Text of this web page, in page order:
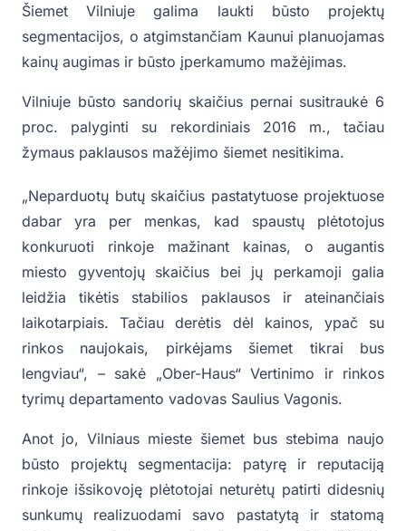
Šiemet Vilniuje galima laukti būsto projektų
segmentacijos, o atgimstančiam Kaunui planuojamas
kainų augimas ir būsto įperkamumo mažėjimas.
Vilniuje būsto sandorių skaičius pernai susitraukė 6
proc. palyginti su rekordiniais 2016 m., tačiau
žymaus paklausos mažėjimo šiemet nesitikima.
„Neparduotų butų skaičius pastatytuose projektuose
dabar yra per menkas, kad spaustų plėtotojus
konkuruoti rinkoje mažinant kainas, o augantis
miesto gyventojų skaičius bei jų perkamoji galia
leidžia tikėtis stabilios paklausos ir ateinančiais
laikotarpiais. Tačiau derėtis dėl kainos, ypač su
rinkos naujokais, pirkėjams šiemet tikrai bus
lengviau“, – sakė „Ober-Haus“ Vertinimo ir rinkos
tyrimų departamento vadovas Saulius Vagonis.
Anot jo, Vilniaus mieste šiemet bus stebima naujo
būsto projektų segmentacija: patyrę ir reputaciją
rinkoje išsikovoję plėtotojai neturėtų patirti didesnių
sunkumų realizuodami savo pastatytą ir statomą